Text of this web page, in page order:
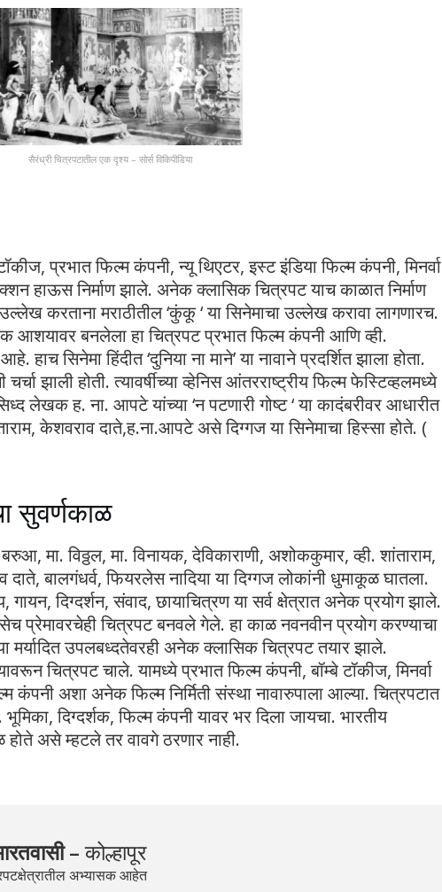
सैरंध्री चित्रपटातील एक दृश्य – सोर्स विकिपीडिया
प्रभात फिल्म कंपनी, न्यू थिएटर, इस्ट इंडिया फिल्म कंपनी, मिनर्वा
हाऊस निर्माण झाले. अनेक क्लासिक चित्रपट याच काळात निर्माण
करताना मराठीतील ‘कुंकू ‘ या सिनेमाचा उल्लेख करावा लागणारच.
आशयावर बनलेला हा चित्रपट प्रभात फिल्म कंपनी आणि व्ही.
हाच सिनेमा हिंदीत ‘दुनिया ना माने’ या नावाने प्रदर्शित झाला होता.
झाली होती. त्यावर्षीच्या व्हेनिस आंतरराष्ट्रीय फिल्म फेस्टिव्हलमध्ये
लेखक ह. ना. आपटे यांच्या ‘न पटणारी गोष्ट ‘ या कादंबरीवर आधारीत
केशवराव दाते,ह.ना.आपटे असे दिग्गज या सिनेमाचा हिस्सा होते. (
सुवर्णकाळ
मा. विठ्ठल, मा. विनायक, देविकाराणी, अशोककुमार, व्ही. शांताराम,
बालगंधर्व, फियरलेस नादिया या दिग्गज लोकांनी धुमाकूळ घातला.
दिग्दर्शन, संवाद, छायाचित्रण या सर्व क्षेत्रात अनेक प्रयोग झाले.
प्रेमावरचेही चित्रपट बनवले गेले. हा काळ नवनवीन प्रयोग करण्याचा
मर्यादित उपलबध्दतेवरही अनेक क्लासिक चित्रपट तयार झाले.
चित्रपट चाले. यामध्ये प्रभात फिल्म कंपनी, बॉम्बे टॉकीज, मिनर्वा
कंपनी अशा अनेक फिल्म निर्मिती संस्था नावारुपाला आल्या. चित्रपटात
दिग्दर्शक, फिल्म कंपनी यावर भर दिला जायचा. भारतीय
असे म्हटले तर वावगे ठरणार नाही.
–कोल्हापूर
अभ्यासक आहेत